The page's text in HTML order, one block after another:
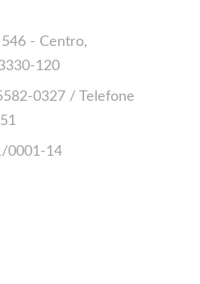
546 - Centro,
120
0327 / Telefone
0001-14